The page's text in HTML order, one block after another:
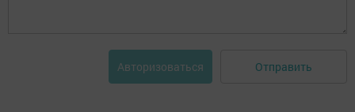
Авторизоваться Отправить